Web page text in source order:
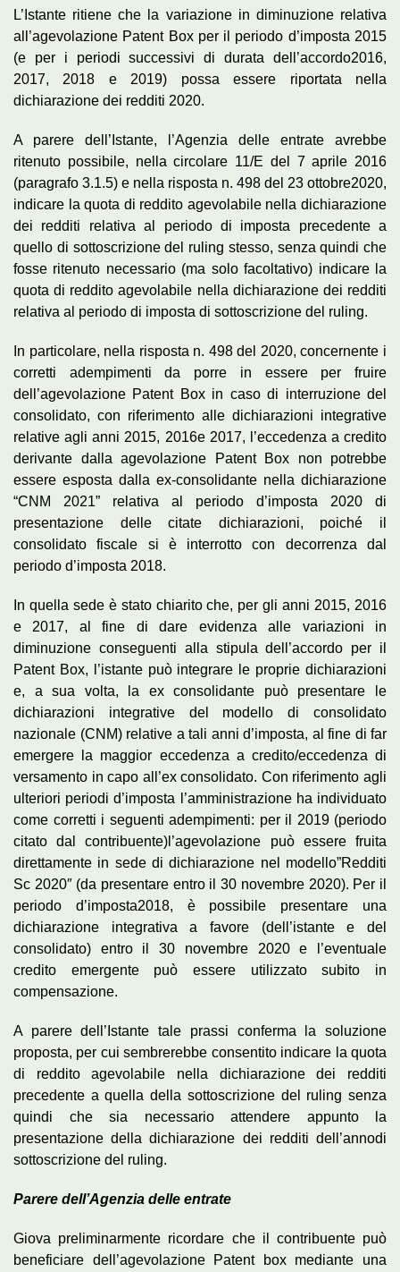
L’Istante ritiene che la variazione in diminuzione relativa
all’agevolazione Patent Box per il periodo d’imposta 2015
(e per i periodi successivi di durata dell’accordo2016,
2017, 2018 e 2019) possa essere riportata nella
dichiarazione dei redditi 2020.
A parere dell’Istante, l’Agenzia delle entrate avrebbe
ritenuto possibile, nella circolare 11/E del 7 aprile 2016
(paragrafo 3.1.5) e nella risposta n. 498 del 23 ottobre2020,
indicare la quota di reddito agevolabile nella dichiarazione
dei redditi relativa al periodo di imposta precedente a
quello di sottoscrizione del ruling stesso, senza quindi che
fosse ritenuto necessario (ma solo facoltativo) indicare la
quota di reddito agevolabile nella dichiarazione dei redditi
relativa al periodo di imposta di sottoscrizione del ruling.
In particolare, nella risposta n. 498 del 2020, concernente i
corretti adempimenti da porre in essere per fruire
dell’agevolazione Patent Box in caso di interruzione del
consolidato, con riferimento alle dichiarazioni integrative
relative agli anni 2015, 2016e 2017, l’eccedenza a credito
derivante dalla agevolazione Patent Box non potrebbe
essere esposta dalla ex-consolidante nella dichiarazione
“CNM 2021” relativa al periodo d’imposta 2020 di
presentazione delle citate dichiarazioni, poiché il
consolidato fiscale si è interrotto con decorrenza dal
periodo d’imposta 2018.
In quella sede è stato chiarito che, per gli anni 2015, 2016
e 2017, al fine di dare evidenza alle variazioni in
diminuzione conseguenti alla stipula dell’accordo per il
Patent Box, l’istante può integrare le proprie dichiarazioni
e, a sua volta, la ex consolidante può presentare le
dichiarazioni integrative del modello di consolidato
nazionale (CNM) relative a tali anni d’imposta, al fine di far
emergere la maggior eccedenza a credito/eccedenza di
versamento in capo all’ex consolidato. Con riferimento agli
ulteriori periodi d’imposta l’amministrazione ha individuato
come corretti i seguenti adempimenti: per il 2019 (periodo
citato dal contribuente)l’agevolazione può essere fruita
direttamente in sede di dichiarazione nel modello”Redditi
Sc 2020″ (da presentare entro il 30 novembre 2020). Per il
periodo d’imposta2018, è possibile presentare una
dichiarazione integrativa a favore (dell’istante e del
consolidato) entro il 30 novembre 2020 e l’eventuale
credito emergente può essere utilizzato subito in
compensazione.
A parere dell’Istante tale prassi conferma la soluzione
proposta, per cui sembrerebbe consentito indicare la quota
di reddito agevolabile nella dichiarazione dei redditi
precedente a quella della sottoscrizione del ruling senza
quindi che sia necessario attendere appunto la
presentazione della dichiarazione dei redditi dell’annodi
sottoscrizione del ruling.
Parere dell’Agenzia delle entrate
Giova preliminarmente ricordare che il contribuente può
beneficiare dell’agevolazione Patent box mediante una